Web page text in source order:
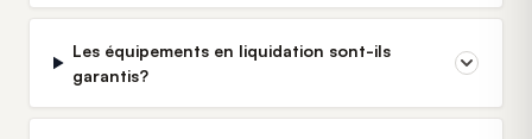
Les équipements en liquidation sont-ils
garantis?